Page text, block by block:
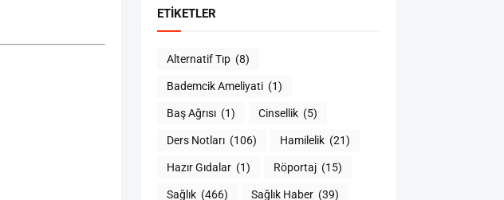
ETIKETLER
Alternatif Tıp (8)
Bademcik Ameliyati (1)
Baş Ağrısı (1) Cinsellik (5)
Ders Notları (106) Hamilelik (21)
Hazır Gıdalar (1) Röportaj (15)
Sağlık (466) Sağlık Haber (39)